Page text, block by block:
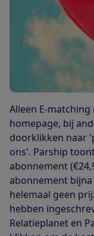
Alleen E-
homepage, bij
doorklikken naar
ons'. Parship
abonnement
abonnement bijna
helemaal geen
hebben
Relatieplanet en